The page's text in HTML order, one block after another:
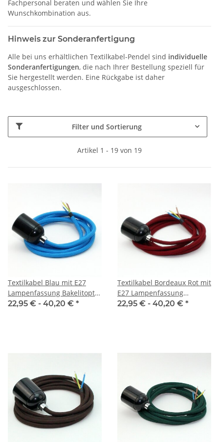
Fachpersonal beraten und wählen Sie Ihre
Wunschkombination aus.
Hinweis zur Sonderanfertigung
Alle bei uns erhältlichen Textilkabel-Pendel sind individuelle
Sonderanfertigungen, die nach Ihrer Bestellung speziell für
Sie hergestellt werden. Eine Rückgabe ist daher
ausgeschlossen.
Filter und Sortierung
Artikel 1 - 19 von 19
Textilkabel Blau mit E27
Lampenfassung Bakelitoptik
schwarz und Zugentlastung
22,95 € - 40,20 € *
Textilkabel Bordeaux Rot mit
E27 Lampenfassung
Bakelitoptik schwarz und
22,95 € - 40,20 € *